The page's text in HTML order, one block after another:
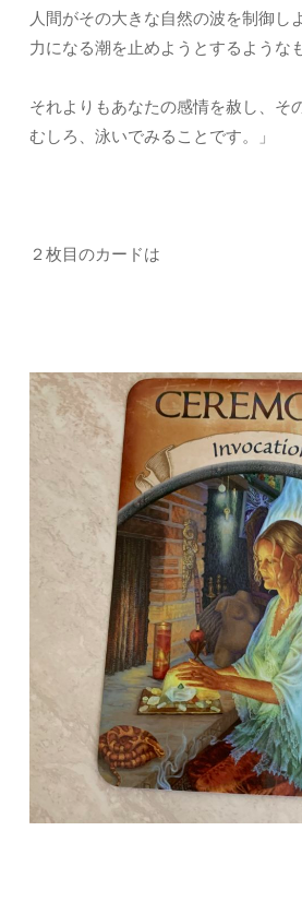
人間がその大きな自然の波を制御し
力になる潮を止めようとするような
それよりもあなたの感情を赦し、そ
むしろ、泳いでみることです。」
２枚目のカードは